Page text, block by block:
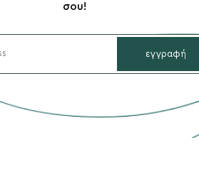
σου!
εγγραφή